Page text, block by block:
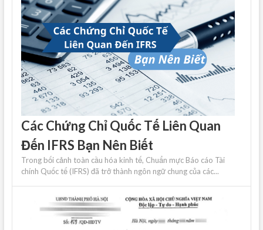
Các Chứng Chỉ Quốc Tế Liên Quan
Đến IFRS Bạn Nên Biết
Trong bối cảnh toàn cầu hóa kinh tế, Chuẩn mực Báo cáo Tài
chính Quốc tế (IFRS) đã trở thành ngôn ngữ chung của các...